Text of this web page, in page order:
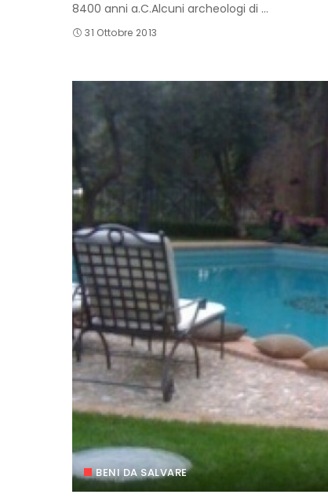
8400 anni a.C.Alcuni archeologi di ...
31 Ottobre 2013
BENI DA SALVARE